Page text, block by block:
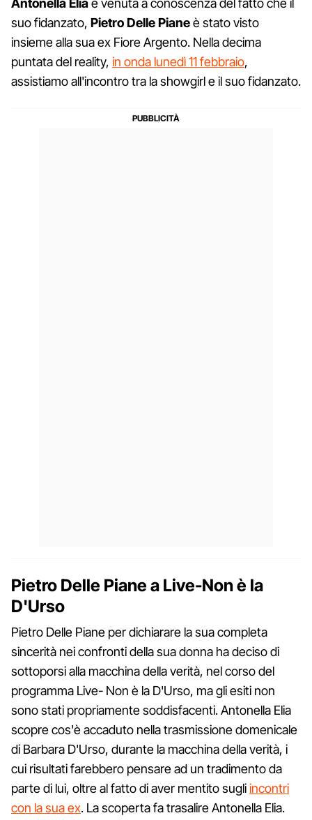
Antonella Eliaè venuta a conoscenza del fatto che il
suo fidanzato, Pietro Delle Pianeè stato visto
insieme alla sua ex Fiore Argento. Nella decima
puntata del reality, in onda lunedì 11 febbraio,
assistiamo all'incontro tra la showgirl e il suo fidanzato.
Pietro Delle Piane a Live-Non è la
D'Urso
Pietro Delle Piane per dichiarare la sua completa
sincerità nei confronti della sua donna ha deciso di
sottoporsi alla macchina della verità, nel corso del
programma Live- Non è la D'Urso, ma gli esiti non
sono stati propriamente soddisfacenti. Antonella Elia
scopre cos'è accaduto nella trasmissione domenicale
di Barbara D'Urso, durante la macchina della verità, i
cui risultati farebbero pensare ad un tradimento da
parte di lui, oltre al fatto di aver mentito sugliincontri
con la sua ex. La scoperta fa trasalire Antonella Elia.